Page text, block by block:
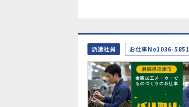
派遣社員 お仕事No1036-5851